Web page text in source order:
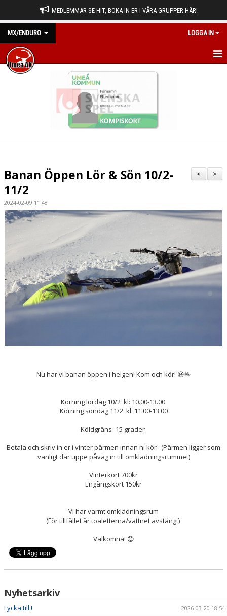
MEDLEMMAR SE HIT, BOKA IN ER I VÅRA GRUPPER HÄR!
MX/ENDURO LOGGA IN
HEM
>
<
Banan Öppen Lör & Sön 10/2-
11/2
2024-02-09 11:48
Nu har vi banan öppen i helgen! Kom och kör! 😃🤟
Körning lördag 10/2 kl: 10.00-13.00
Körning söndag 11/2 kl: 11.00-13.00
Köldgräns -15 grader
Betala och skriv in er i vinter pärmen innan ni kör . (Pärmen ligger som
vanligt där uppe påväg in till omklädningsrummet)
Vinterkort 700kr
Engångskort 150kr
Vi har varmt omklädningsrum
(För tillfället är toaletterna/vattnet avstängt)
Välkomna! 😊
Nyhetsarkiv
Lycka till ! 2026-03-20 18:54